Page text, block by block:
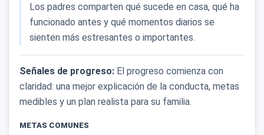
Los padres comparten qué sucede en casa, qué ha
funcionado antes y qué momentos diarios se
sienten más estresantes o importantes.
Señales de progreso: El progreso comienza con
claridad: una mejor explicación de la conducta, metas
medibles y un plan realista para su familia.
METAS COMUNES